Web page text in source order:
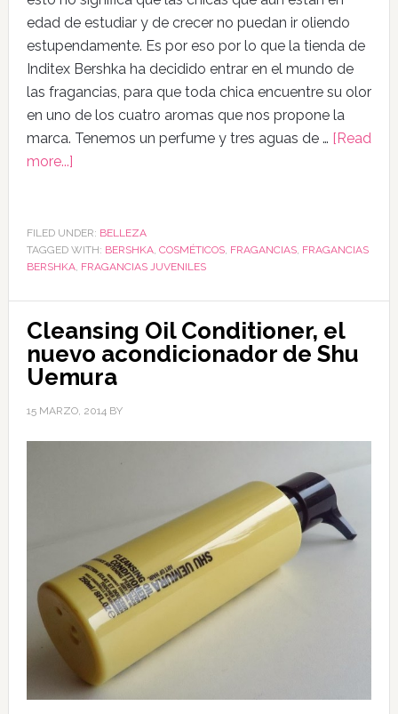
edad de estudiar y de crecer no puedan ir oliendo
estupendamente. Es por eso por lo que la tienda de
Inditex Bershka ha decidido entrar en el mundo de
las fragancias, para que toda chica encuentre su olor
en uno de los cuatro aromas que nos propone la
marca. Tenemos un perfume y tres aguas de … [Read
more...]
FILED UNDER: BELLEZA
TAGGED WITH: BERSHKA, COSMÉTICOS, FRAGANCIAS, FRAGANCIAS
BERSHKA, FRAGANCIAS JUVENILES
Cleansing Oil Conditioner, el
nuevo acondicionador de Shu
Uemura
15 MARZO, 2014 BY